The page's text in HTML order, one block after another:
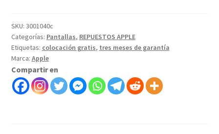
macbook
pro
16
M1
A2485
silver-
SKU: 3001040c
Categorías: Pantallas, REPUESTOS APPLE
Etiquetas: colocación gratis, tres meses de garantía
Marca: Apple
Compartir en